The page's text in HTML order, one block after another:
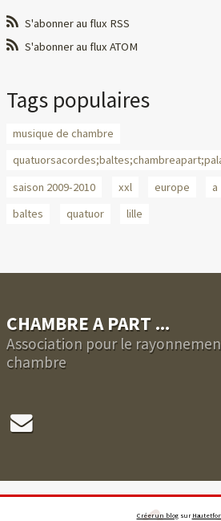
S'abonner au flux RSS
S'abonner au flux ATOM
Tags populaires
musique de chambre
saison 2009-2010
xxl europe a
baltes
quatuor lille
CHAMBRE A PART ...
Association pour le
chambre
Créer un blogsur